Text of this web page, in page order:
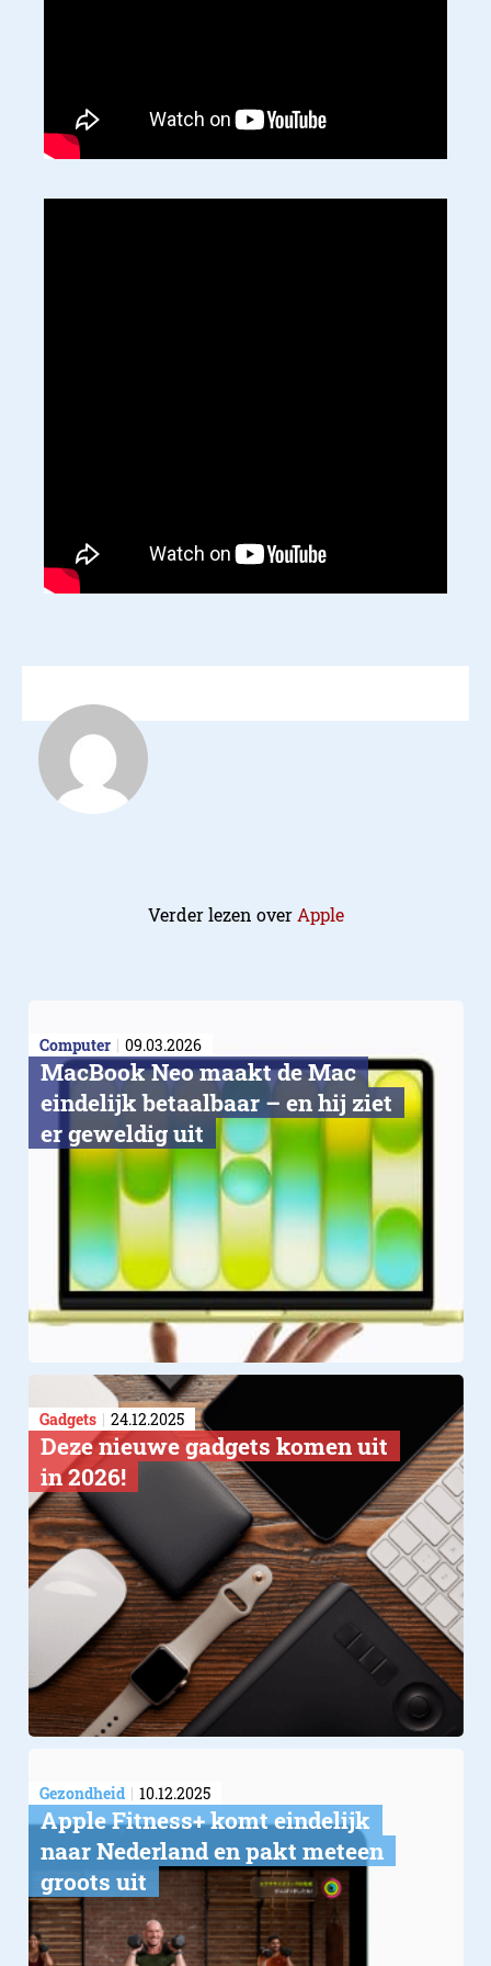
Verder lezen overApple
Computer 09.03.2026
MacBook Neo maakt de Mac
eindelijk betaalbaar – en hij ziet
er geweldig uit
Gadgets 24.12.2025
Deze nieuwe gadgets komen uit
in 2026!
Gezondheid 10.12.2025
Apple Fitness+ komt eindelijk
naar Nederland en pakt meteen
groots uit